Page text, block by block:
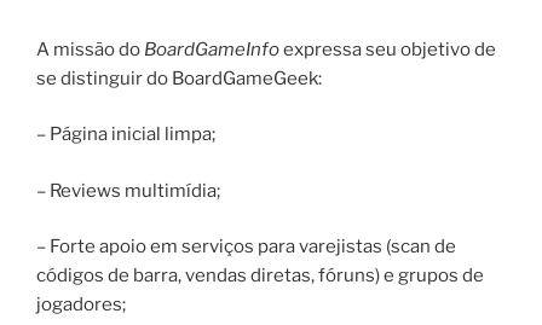
A missão do BoardGameInfoexpressa seu objetivo de
se distinguir do BoardGameGeek:
– Página inicial limpa;
– Reviews multimídia;
– Forte apoio em serviços para varejistas (scan de
códigos de barra, vendas diretas, fóruns) e grupos de
jogadores;